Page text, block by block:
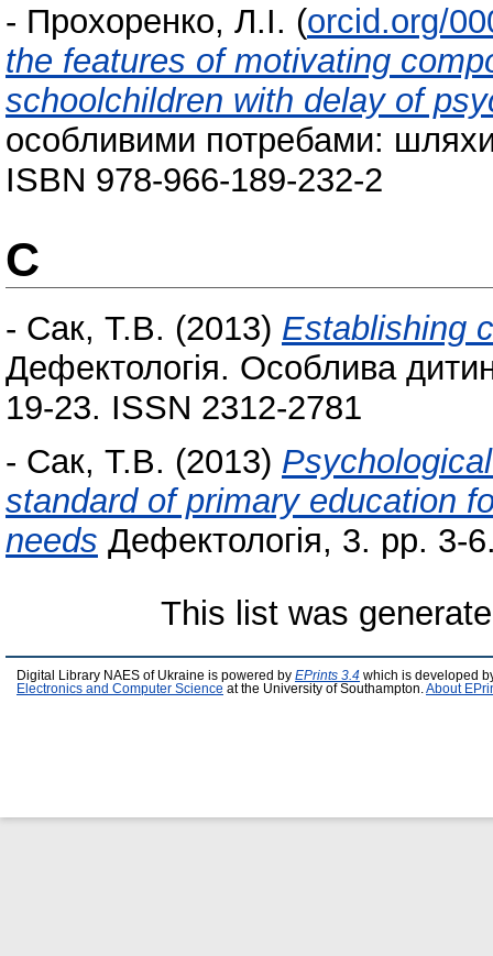
- Прохоренко, Л.І. (orcid.org/
the features of motivating
schoolchildren with delay of
особливими потребами:
ISBN 978-966-189-232-2
С
- Сак, Т.В. (2013) Establishing
Дефектологія. Особлива
19-23. ISSN 2312-2781
- Сак, Т.В. (2013)
standard of primary education
needs Дефектологія, 3. pp. 3-
This list was
Digital Library NAES of Ukraine is powered by EPrints 3.4 which is developed
Electronics and Computer Science at the University of Southampton. About